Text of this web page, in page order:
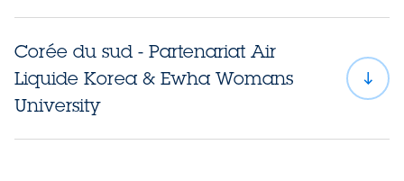
Collège des Ingénieurs
Corée du sud - Partenariat Air
Liquide Korea & Ewha Womans
University